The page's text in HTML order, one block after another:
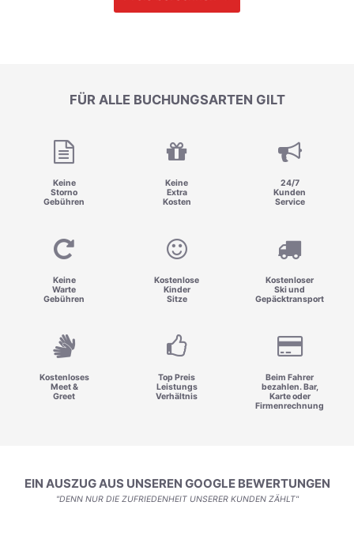
FÜR ALLE BUCHUNGSARTEN GILT
Keine
Storno
Gebühren
Keine
Extra
Kosten
24/7
Kunden
Service
Keine
Warte
Gebühren
Kostenlose
Kinder
Sitze
Kostenloser
Ski und
Gepäcktransport
Kostenloses
Meet &
Greet
Top Preis
Leistungs
Verhältnis
Beim Fahrer
bezahlen. Bar,
Karte oder
Firmenrechnung
EIN AUSZUG AUS UNSEREN GOOGLE BEWERTUNGEN
"DENN NUR DIE ZUFRIEDENHEIT UNSERER KUNDEN ZÄHLT"